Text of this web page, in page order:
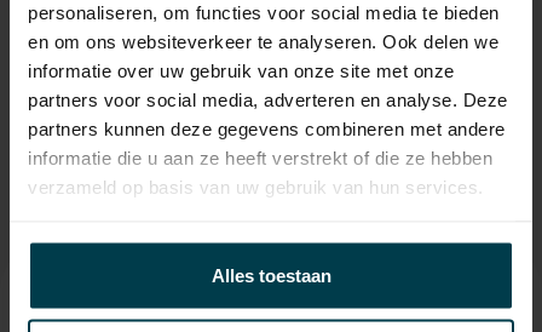
personaliseren, om functies voor social media te bieden
en om ons websiteverkeer te analyseren. Ook delen we
informatie over uw gebruik van onze site met onze
partners voor social media, adverteren en analyse. Deze
partners kunnen deze gegevens combineren met andere
informatie die u aan ze heeft verstrekt of die ze hebben
verzameld op basis van uw gebruik van hun services.
Alles toestaan
Energielabel
Gemiddeld verbruik
6.7 L/100KM
Wegenbelasting min
€ 226 /kwartaal
Contact informatie